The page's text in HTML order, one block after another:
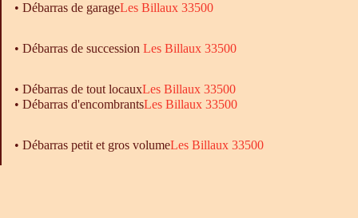
• Débarras de garageLes Billaux 33500
• Débarras de succession Les Billaux 33500
• Débarras de tout locauxLes Billaux 33500
• Débarras d'encombrantsLes Billaux 33500
• Débarras petit et gros volumeLes Billaux 33500